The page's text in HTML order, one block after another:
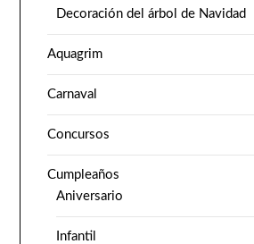
Decoración del árbol de Navidad
Aquagrim
Carnaval
Concursos
Cumpleaños
Aniversario
Infantil